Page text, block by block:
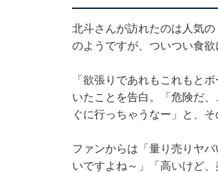
北斗さんが訪れたのは人気
のようですが、ついつい食
「欲張りであれもこれもと
いたことを告白。「危険だ
ぐに行っちゃうなー」と、
ファンからは「量り売りヤ
いですよね～」「高いけど